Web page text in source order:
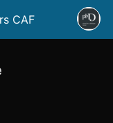
CAF